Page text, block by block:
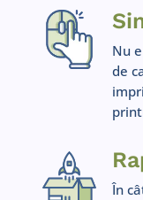
Nu
de
În